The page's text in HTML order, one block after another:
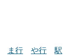
ま行 や行 駅